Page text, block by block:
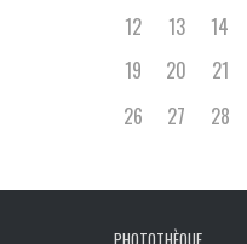
12
13 14
19
20 21
26
27 28